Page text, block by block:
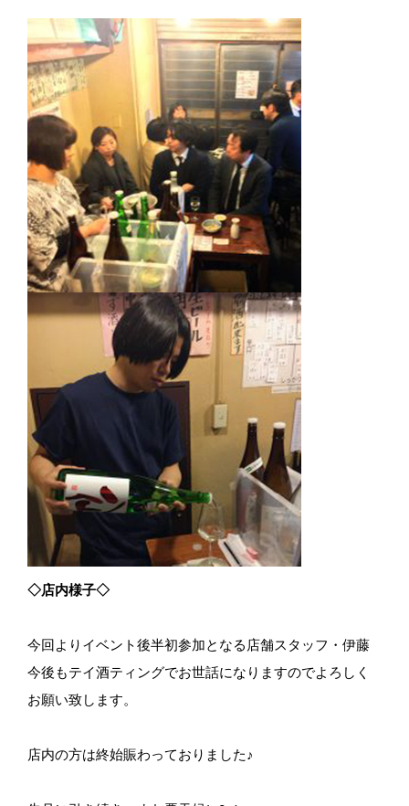
◇店内様子◇
今回よりイベント後半初参加となる店舗スタッフ・伊藤
今後もテイ酒ティングでお世話になりますのでよろしく
お願い致します。
店内の方は終始賑わっておりました♪